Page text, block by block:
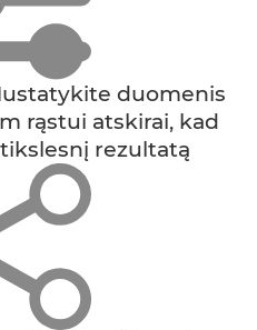
duomenis
rąstui atskirai, kad
rezultatą